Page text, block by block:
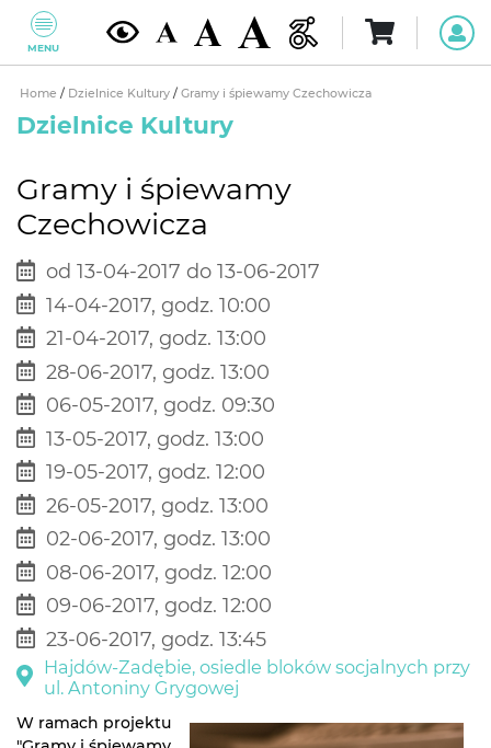
MENU
Home / Dzielnice Kultury / Gramy i śpiewamy Czechowicza
Dzielnice Kultury
Gramy i śpiewamy
Czechowicza
od 13-04-2017 do 13-06-2017
14-04-2017, godz. 10:00
21-04-2017, godz. 13:00
28-06-2017, godz. 13:00
06-05-2017, godz. 09:30
13-05-2017, godz. 13:00
19-05-2017, godz. 12:00
26-05-2017, godz. 13:00
02-06-2017, godz. 13:00
08-06-2017, godz. 12:00
09-06-2017, godz. 12:00
23-06-2017, godz. 13:45
Hajdów-Zadębie, osiedle bloków socjalnych przy
ul. Antoniny Grygowej
W ramach projektu